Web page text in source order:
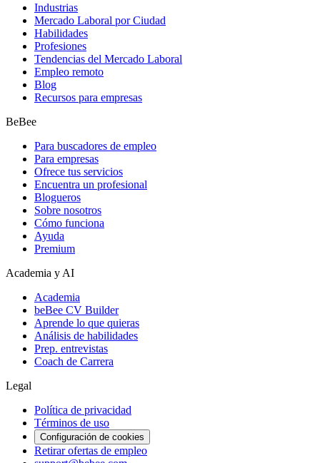
Industrias
Mercado Laboral por Ciudad
Habilidades
Profesiones
Tendencias del Mercado Laboral
Empleo remoto
Blog
Recursos para empresas
BeBee
Para buscadores de empleo
Para empresas
Ofrece tus servicios
Encuentra un profesional
Blogueros
Sobre nosotros
Cómo funciona
Ayuda
Premium
Academia y AI
Academia
beBee CV Builder
Aprende lo que quieras
Análisis de habilidades
Prep. entrevistas
Coach de Carrera
Legal
Política de privacidad
Términos de uso
Configuración de cookies
Retirar ofertas de empleo